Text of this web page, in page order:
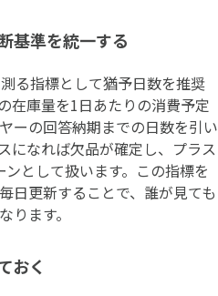
基準を統一する
る指標として猶予日数を推奨
在庫量を1日あたりの消費予定
ーの回答納期までの日数を引い
になれば欠品が確定し、プラス
として扱います。この指標を
日更新することで、誰が見ても
ります。
おく